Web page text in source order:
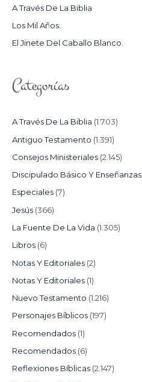
R
:
A Través De La Biblia
Los Mil Años.
El Jinete Del Caballo Blanco.
Categorías
A Través De La Biblia (1.703)
Antiguo Testamento (1.391)
Consejos Ministeriales (2.145)
Discipulado Básico Y Enseñanzas
Especiales (7)
Jesús (366)
La Fuente De La Vida (1.305)
Libros (6)
Notas Y Editoriales (2)
Notas Y Editoriales (1)
Nuevo Testamento (1.216)
Personajes Bíblicos (197)
Recomendados (1)
Recomendados (6)
Reflexiones Bíblicas (2.147)